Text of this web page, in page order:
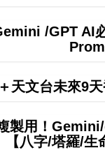
/GPT AI
天文台未來9
製用！
【八字/塔羅/生